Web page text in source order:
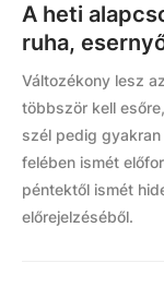
A heti
ruha,
Változékony lesz
többször kell
szél pedig
felében ismét
péntektől ismét
előrejelzéséből.